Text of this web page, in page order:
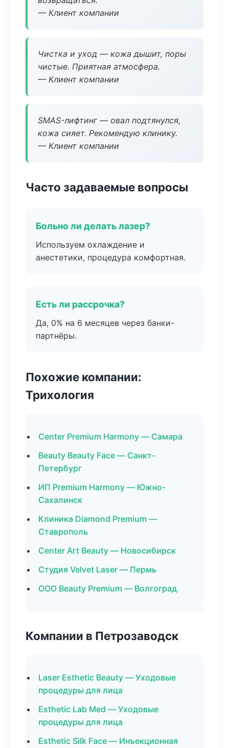
— Клиент компании
Чистка и уход — кожа дышит, поры
чистые. Приятная атмосфера.
— Клиент компании
SMAS-лифтинг — овал подтянулся,
кожа сияет. Рекомендую клинику.
— Клиент компании
Часто задаваемые вопросы
Больно ли делать лазер?
Используем охлаждение и
анестетики, процедура комфортная.
Есть ли рассрочка?
Да, 0% на 6 месяцев через банки-
партнёры.
Похожие компании:
Трихология
Center Premium Harmony — Самара
Beauty Beauty Face — Санкт-
Петербург
ИП Premium Harmony — Южно-
Сахалинск
Клиника Diamond Premium —
Ставрополь
Center Art Beauty — Новосибирск
Студия Velvet Laser — Пермь
ООО Beauty Premium — Волгоград
Компании в Петрозаводск
Laser Esthetic Beauty — Уходовые
процедуры для лица
Esthetic Lab Med — Уходовые
процедуры для лица
Esthetic Silk Face — Инъекционная